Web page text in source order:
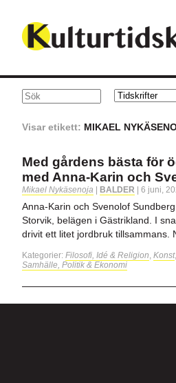
Visar etikett: MIKAEL
Med gårdens bästa för
med Anna-Karin och
Mikael Nykäsenoja | BALDER | 6 juni,
Anna-Karin och Svenolof
Storvik, belägen i Gästrikland. I
drivit ett litet jordbruk
Kategorier: Filosofi, Idé & Religion, Konst,
Samhälle, Politik & Ekonomi